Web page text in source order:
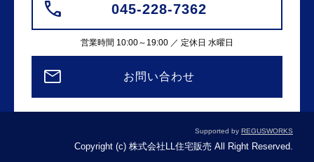
045-228-7362
営業時間 10:00～19:00 ／ 定休日 水曜日
お問い合わせ
Supported by REGUSWORKS
Copyright (c) 株式会社LL住宅販売 All Right Reserved.